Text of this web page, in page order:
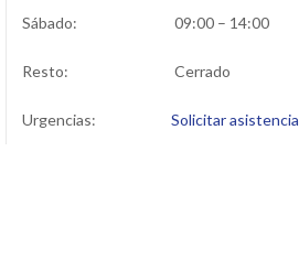
Sábado: 09:00 – 14:00
Resto: Cerrado
Urgencias: Solicitar asistencia